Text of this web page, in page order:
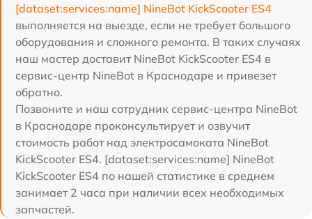
[dataset:services:name] NineBot KickScooter ES4
выполняется на выезде, если не требует большого
оборудования и сложного ремонта. В таких случаях
наш мастер доставит NineBot KickScooter ES4 в
сервис-центр NineBot в Краснодаре и привезет
обратно.
Позвоните и наш сотрудник сервис-центра NineBot
в Краснодаре проконсультирует и озвучит
стоимость работ над электросамоката NineBot
KickScooter ES4. [dataset:services:name] NineBot
KickScooter ES4 по нашей статистике в среднем
занимает 2 часа при наличии всех необходимых
запчастей.